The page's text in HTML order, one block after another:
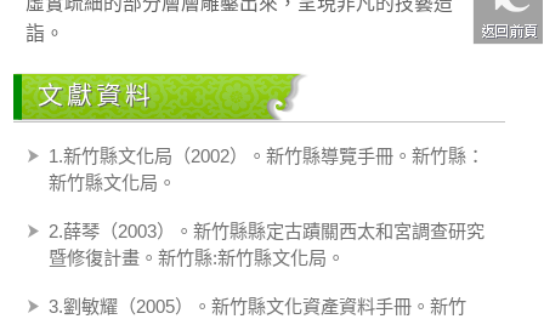
詣。
文獻資料
1.新竹縣文化局（2002）。新竹縣導覽手冊。新竹縣：
新竹縣文化局。
2.薛琴（2003）。新竹縣縣定古蹟關西太和宮調查研究
暨修復計畫。新竹縣:新竹縣文化局。
3.劉敏耀（2005）。新竹縣文化資產資料手冊。新竹